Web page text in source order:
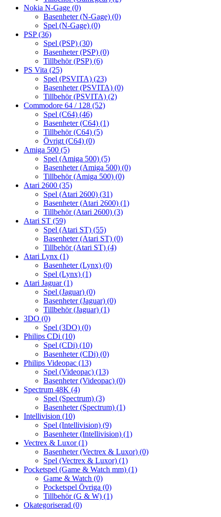
Nokia N-Gage (0)
Basenheter (N-Gage) (0)
Spel (N-Gage) (0)
PSP(36)
Spel (PSP) (30)
Basenheter (PSP) (0)
Tillbehör (PSP) (6)
PS Vita (25)
Spel (PSVITA) (23)
Basenheter (PSVITA) (0)
Tillbehör (PSVITA) (2)
Commodore 64 / 128 (52)
Spel (C64) (46)
Basenheter (C64) (1)
Tillbehör (C64) (5)
Övrigt (C64) (0)
Amiga 500 (5)
Spel (Amiga 500) (5)
Basenheter (Amiga 500) (0)
Tillbehör (Amiga 500) (0)
Atari 2600 (35)
Spel (Atari 2600) (31)
Basenheter (Atari 2600) (1)
Tillbehör (Atari 2600) (3)
Atari ST (59)
Spel (Atari ST) (55)
Basenheter (Atari ST) (0)
Tillbehör (Atari ST) (4)
Atari Lynx (1)
Basenheter (Lynx) (0)
Spel (Lynx) (1)
Atari Jaguar(1)
Spel (Jaguar) (0)
Basenheter (Jaguar) (0)
Tillbehör (Jaguar) (1)
3DO (0)
Spel (3DO) (0)
Philips CDi (10)
Spel (CDi) (10)
Basenheter (CDi) (0)
Philips Videopac (13)
Spel (Videopac) (13)
Basenheter (Videopac) (0)
Spectrum 48K (4)
Spel (Spectrum) (3)
Basenheter (Spectrum) (1)
Intellivision (10)
Spel (Intellivision) (9)
Basenheter (Intellivision) (1)
Vectrex & Luxor(1)
Basenheter (Vectrex & Luxor) (0)
Spel (Vectrex & Luxor) (1)
Pocketspel (Game & Watch mm) (1)
Game & Watch (0)
Pocketspel Övriga (0)
Tillbehör (G & W) (1)
Okategoriserad (0)